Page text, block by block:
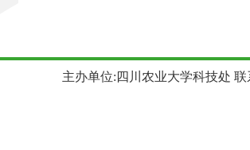
主办单位:四川农业大学科技处 联